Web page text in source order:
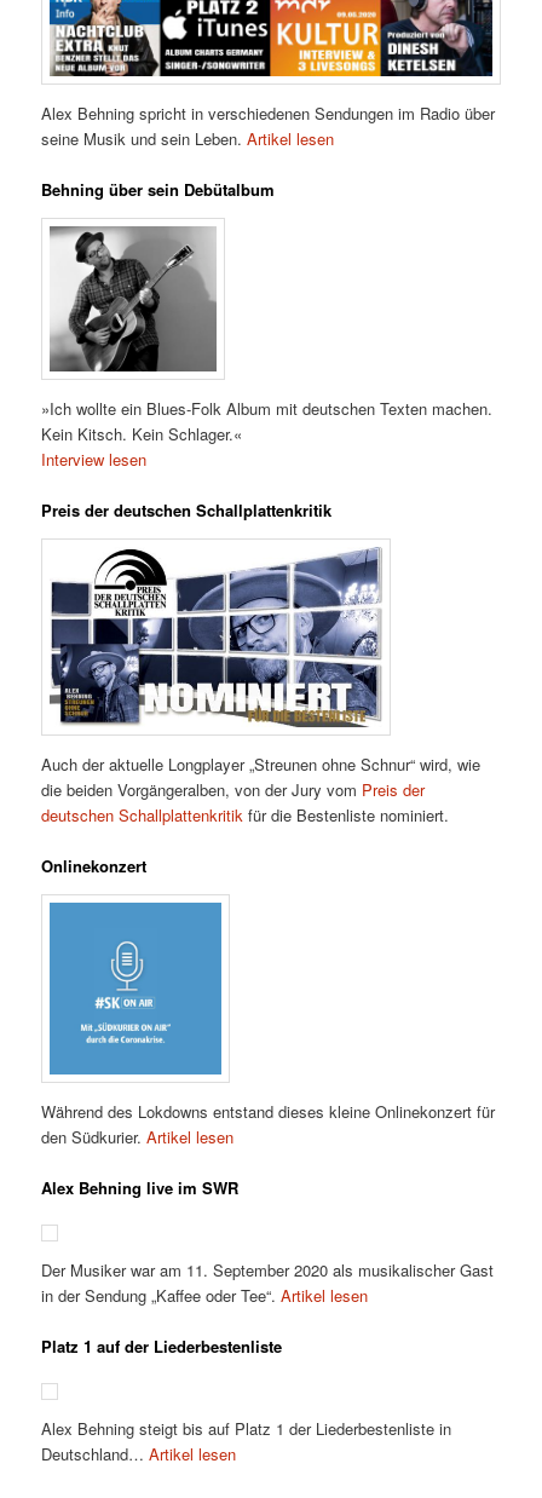
Alex Behning spricht in verschiedenen Sendungen im Radio über
seine Musik und sein Leben.Artikel lesen
Behning über sein Debütalbum
»Ich wollte ein Blues-Folk Album mit deutschen Texten machen.
Kein Kitsch. Kein Schlager.«
Interview lesen
Preis der deutschen Schallplattenkritik
Auch der aktuelle Longplayer „Streunen ohne Schnur“ wird, wie
die beiden Vorgängeralben, von der Jury vom Preis der
deutschen Schallplattenkritik für die Bestenliste nominiert.
Onlinekonzert
Während des Lokdowns entstand dieses kleine Onlinekonzert für
den Südkurier.Artikel lesen
Alex Behning live im SWR
Der Musiker war am 11. September 2020 als musikalischer Gast
in der Sendung „Kaffee oder Tee“.Artikel lesen
Platz 1 auf der Liederbestenliste
Alex Behning steigt bis auf Platz 1 der Liederbestenliste in
Deutschland…Artikel lesen